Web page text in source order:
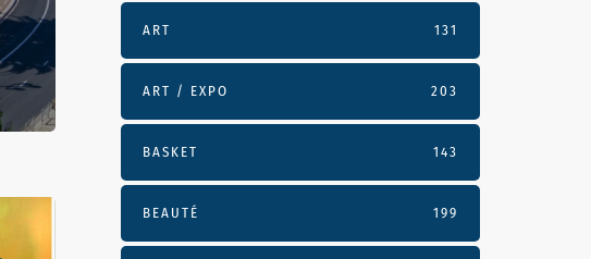
ART 131
ART / EXPO 203
BASKET 143
BEAUTÉ 199